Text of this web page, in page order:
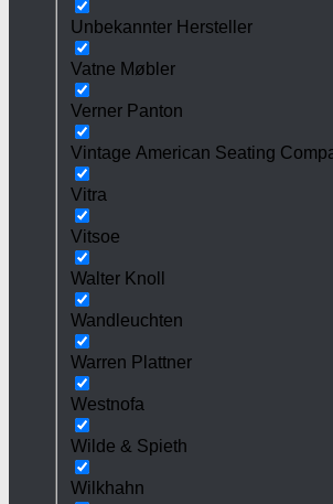
Unbekannter Hersteller
Vatne Møbler
Verner Panton
Vintage American Seating
Vitra
Vitsoe
Walter Knoll
Wandleuchten
Warren Plattner
Westnofa
Wilde & Spieth
Wilkhahn